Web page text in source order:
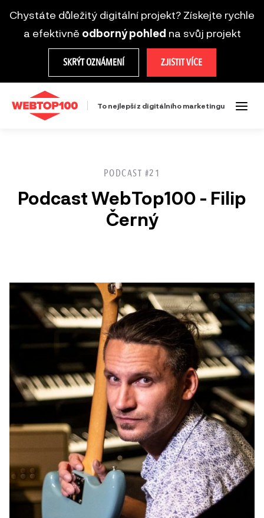
Chystáte důležitý digitální projekt? Získejte rychle
a efektivně odborný pohled na svůj projekt
SKRÝT OZNÁMENÍ ZJISTIT VÍCE
To nejlepší z digitálního marketingu
PODCAST #21
Podcast WebTop100 - Filip
Černý